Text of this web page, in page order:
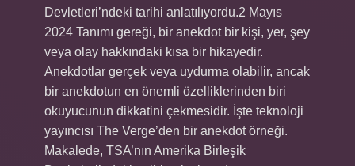
Devletleri’ndeki tarihi anlatılıyordu.2 Mayıs
2024 Tanımı gereği, bir anekdot bir kişi, yer, şey
veya olay hakkındaki kısa bir hikayedir.
Anekdotlar gerçek veya uydurma olabilir, ancak
bir anekdotun en önemli özelliklerinden biri
okuyucunun dikkatini çekmesidir. İşte teknoloji
yayıncısı The Verge’den bir anekdot örneği.
Makalede, TSA’nın Amerika Birleşik